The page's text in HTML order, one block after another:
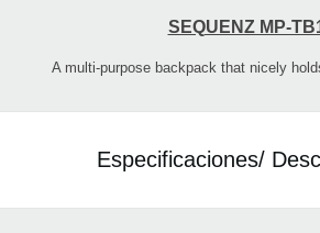
SEQUENZ MP-
A multi-purpose backpack that nicely
Especificaciones/